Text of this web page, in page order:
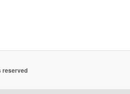
reserved